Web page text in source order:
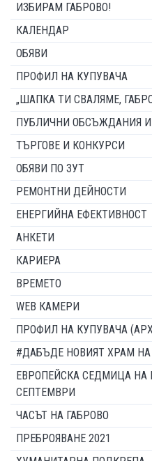
ИЗБИРАМ ГАБРОВО!
КАЛЕНДАР
ОБЯВИ
ПРОФИЛ НА КУПУВАЧА
„ШАПКА ТИ СВАЛЯМЕ,
ПУБЛИЧНИ ОБСЪЖДАНИЯ
ТЪРГОВЕ И КОНКУРСИ
ОБЯВИ ПО ЗУТ
РЕМОНТНИ ДЕЙНОСТИ
ЕНЕРГИЙНА ЕФЕКТИВНОСТ
АНКЕТИ
КАРИЕРА
ВРЕМЕТО
WEB КАМЕРИ
ПРОФИЛ НА КУПУВАЧА
#ДАБЪДЕ НОВИЯТ ХРАМ НА
ЕВРОПЕЙСКА СЕДМИЦА НА
СЕПТЕМВРИ
ЧАСЪТ НА ГАБРОВО
ПРЕБРОЯВАНЕ 2021